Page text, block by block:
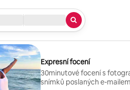
Příjezd/Odjezd
Expresní focení
30minutové focení s
snímků poslaných e-